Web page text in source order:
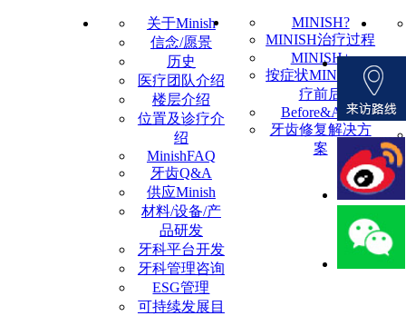
关于Minish
信念/愿景
历史
医疗团队介绍
楼层介绍
位置及诊疗介
绍
MinishFAQ
牙齿Q&A
供应Minish
材料/设备/产
品研发
牙科平台开发
牙科管理咨询
ESG管理
可持续发展目
MINISH?
MINISH治疗过程
MINISH+
按症状MINISH治
疗前后
Before&After
牙齿修复解决方
案